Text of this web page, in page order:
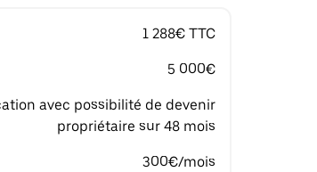
1 288€ TTC
5 000€
avec possibilité de devenir
propriétaire sur 48 mois
300€/mois